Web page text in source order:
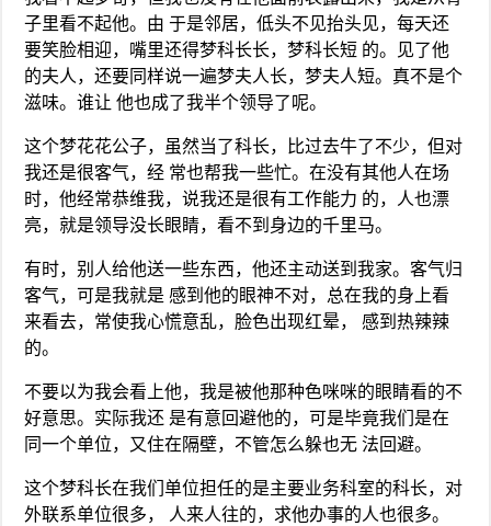
子里看不起他。由 于是邻居，低头不见抬头见，每天还
要笑脸相迎，嘴里还得梦科长长，梦科长短 的。见了他
的夫人，还要同样说一遍梦夫人长，梦夫人短。真不是个
滋味。谁让 他也成了我半个领导了呢。
这个梦花花公子，虽然当了科长，比过去牛了不少，但对
我还是很客气，经 常也帮我一些忙。在没有其他人在场
时，他经常恭维我，说我还是很有工作能力 的，人也漂
亮，就是领导没长眼睛，看不到身边的千里马。
有时，别人给他送一些东西，他还主动送到我家。客气归
客气，可是我就是 感到他的眼神不对，总在我的身上看
来看去，常使我心慌意乱，脸色出现红晕， 感到热辣辣
的。
不要以为我会看上他，我是被他那种色咪咪的眼睛看的不
好意思。实际我还 是有意回避他的，可是毕竟我们是在
同一个单位，又住在隔壁，不管怎么躲也无 法回避。
这个梦科长在我们单位担任的是主要业务科室的科长，对
外联系单位很多， 人来人往的，求他办事的人也很多。